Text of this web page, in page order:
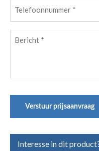
(Vereist)
Bericht (Vereist)
Verstuur prijsaanvraag
Interesse in dit